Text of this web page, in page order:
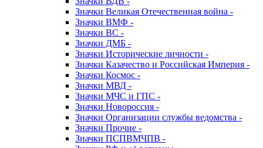
Значки Великая Отечественная война -
Значки ВМФ -
Значки ВС -
Значки ДМБ -
Значки Исторические личности -
Значки Казачество и Российская Империя -
Значки Космос -
Значки МВД -
Значки МЧС и ГПС -
Значки Новороссия -
Значки Организации службы ведомства -
Значки Прочие -
Значки ПСПВМЧПВ -